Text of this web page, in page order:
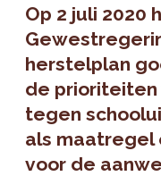
Op 2 juli 2020
herstelplan
de prioriteiten
tegen
als maatregel
voor de